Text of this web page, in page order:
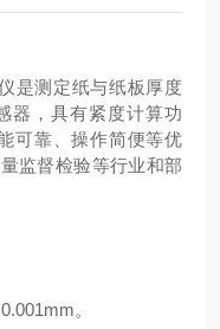
是测定纸与纸板厚度
器，具有紧度计算功
可靠、操作简便等优
监督检验等行业和部
0.001mm。